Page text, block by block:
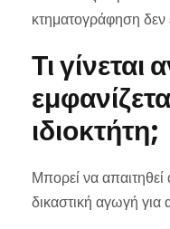
κτηματογράφηση
Τι γίνεται
ιδιοκτήτη;
Μπορεί να
δικαστική αγωγή για